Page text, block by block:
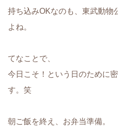
持ち込みOKなのも、東武動物
よね。
てなことで、
今日こそ！という日のために
す。笑
朝ご飯を終え、お弁当準備。